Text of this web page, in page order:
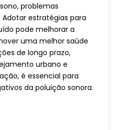
problemas
estratégias para
pode melhorar a
uma melhor saúde
de longo prazo,
urbano e
é essencial para
da poluição sonora.